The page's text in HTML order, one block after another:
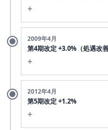
+
軽度者の介護予防給付の創
を伴う改定。
2009年4月
第4期改定 +3.0%（処遇改
+
介護従事者の賃金水準への
ラス改定として注目された。
2012年4月
第5期改定 +1.2%
+